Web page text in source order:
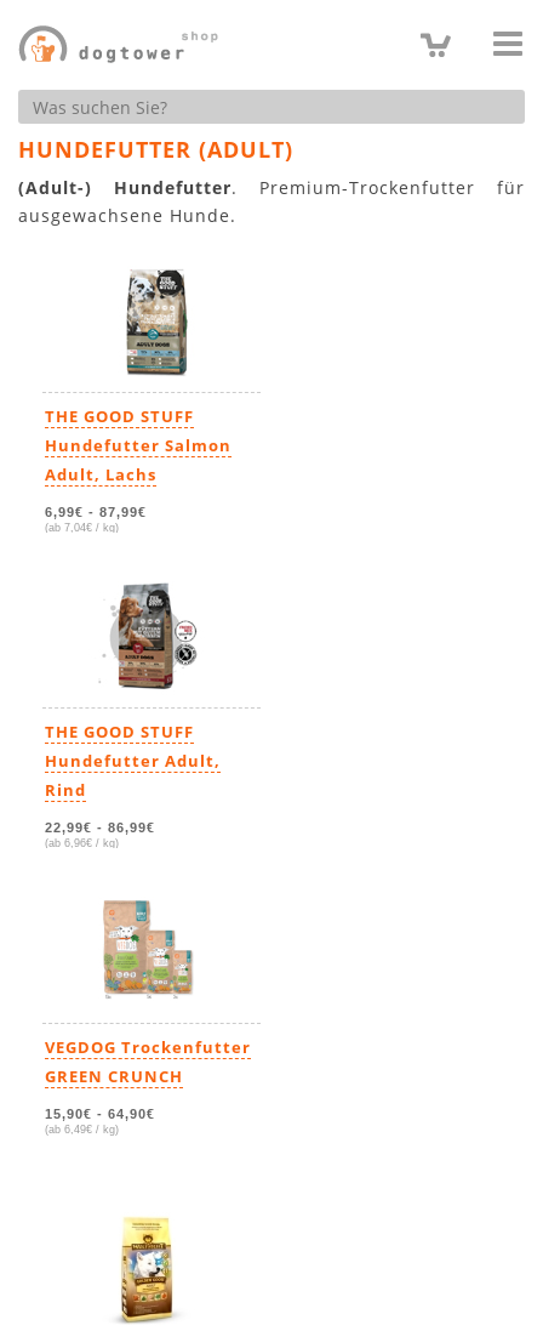
Produktsuche
HUNDEFUTTER (ADULT)
(Adult-) Hundefutter. Premium-Trockenfutter für
ausgewachsene Hunde.
THE GOOD STUFF
Hundefutter Salmon
Adult, Lachs
6,99€ - 87,99€
(ab 7,04€ / kg)
THE GOOD STUFF
Hundefutter Adult,
Rind
22,99€ - 86,99€
(ab 6,96€ / kg)
VEGDOG Trockenfutter
GREEN CRUNCH
15,90€ - 64,90€
(ab 6,49€ / kg)